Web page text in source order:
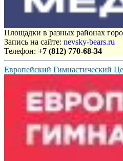
Площадки в разных районах
Запись на сайте: nevsky-bears.ru
Телефон: +7 (812) 770-68-34
Европейский Гимнастический